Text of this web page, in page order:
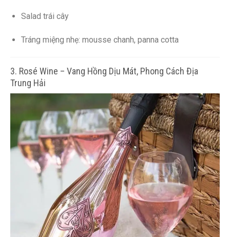
Salad trái cây
Tráng miệng nhẹ: mousse chanh, panna cotta
3. Rosé Wine – Vang Hồng Dịu Mát, Phong Cách Địa
Trung Hải